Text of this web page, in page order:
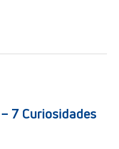
7 Curiosidades